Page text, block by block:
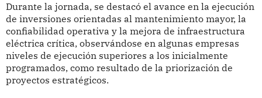
Durante la jornada, se destacó el avance en la ejecución
de inversiones orientadas al mantenimiento mayor, la
confiabilidad operativa y la mejora de infraestructura
eléctrica crítica, observándose en algunas empresas
niveles de ejecución superiores a los inicialmente
programados, como resultado de la priorización de
proyectos estratégicos.